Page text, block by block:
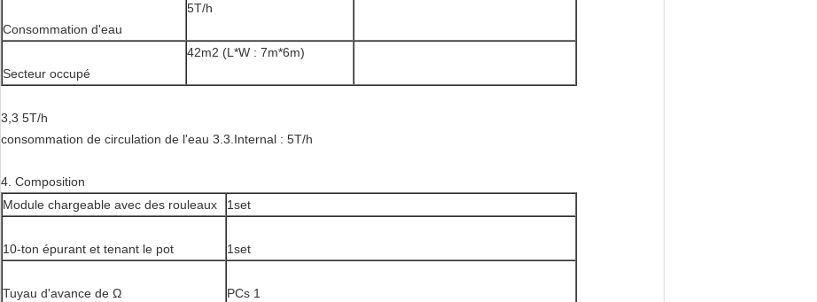
Consommation d'eau
5T/h
Secteur occupé
42m2 (L*W : 7m*6m)
3,3 5T/h
consommation de circulation de l'eau 3.3.Internal : 5T/h
4. Composition
Module chargeable avec des rouleaux
1set
10-ton épurant et tenant le pot 1set
Tuyau d'avance de Ω
PCs 1